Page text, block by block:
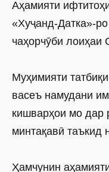
Аҳамияти
«Хуҷанд-Датка»-
чаҳорчӯби лоиҳаи
Муҳимияти
васеъ намудани
кишварҳои мо дар
минтақавӣ таъкид
Ҳамчунин